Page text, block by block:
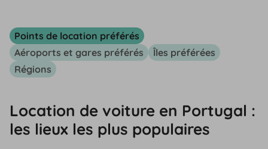
Points de location préférés
Aéroports et gares préférés
Îles préférées
Régions
Location de voiture en Portugal :
les lieux les plus populaires